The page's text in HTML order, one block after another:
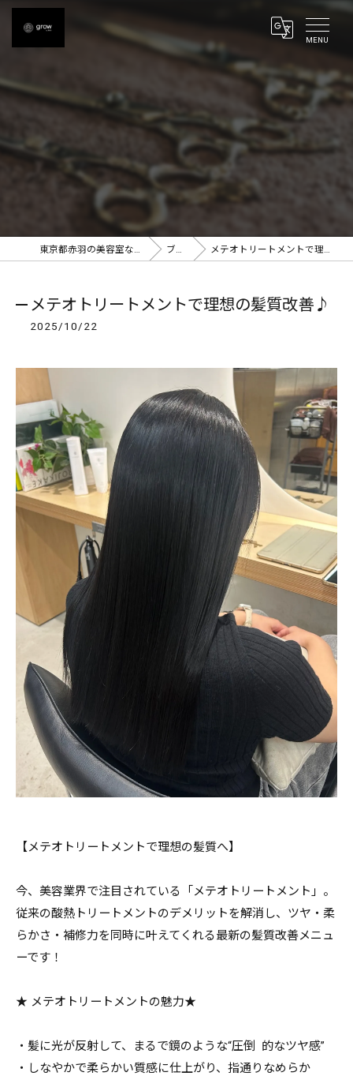
東京都赤羽の美容室ならgrow 赤羽 ブログ メテオトリートメントで理想の髪質改善♪
メテオトリートメントで理想の髪質改善♪
2025/10/22
【メテオトリートメントで理想の髪質へ】
今、美容業界で注目されている「メテオトリートメント」。
従来の酸熱トリートメントのデメリットを解消し、ツヤ・柔
らかさ・補修力を同時に叶えてくれる最新の髪質改善メニュ
ーです！
★ メテオトリートメントの魅力★
・髪に光が反射して、まるで鏡のような“圧倒 的なツヤ感”
・しなやかで柔らかい質感に仕上がり、指通りなめらか